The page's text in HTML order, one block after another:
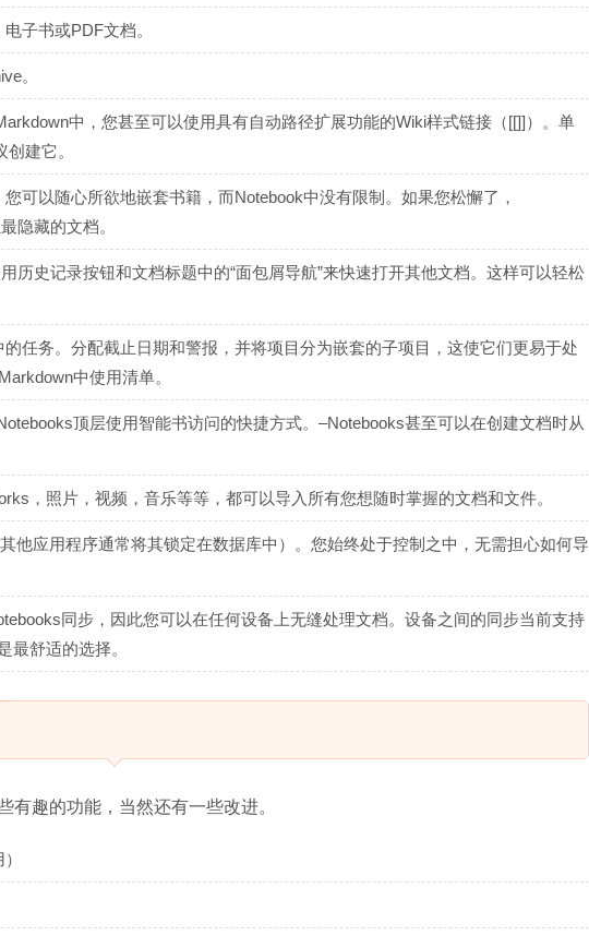
子书或PDF文档。
。
中，您甚至可以使用具有自动路径扩展功能的Wiki样式链接（[[]]）。单
建它。
可以随心所欲地嵌套书籍，而Notebook中没有限制。如果您松懈了，
隐藏的文档。
历史记录按钮和文档标题中的“面包屑导航”来快速打开其他文档。这样可以轻松
任务。分配截止日期和警报，并将项目分为嵌套的子项目，这使它们更易于处
中使用清单。
顶层使用智能书访问的快捷方式。–Notebooks甚至可以在创建文档时从
，照片，视频，音乐等等，都可以导入所有您想随时掌握的文档和文件。
他应用程序通常将其锁定在数据库中）。您始终处于控制之中，无需担心如何导
同步，因此您可以在任何设备上无缝处理文档。设备之间的同步当前支持
最舒适的选择。
有趣的功能，当然还有一些改进。